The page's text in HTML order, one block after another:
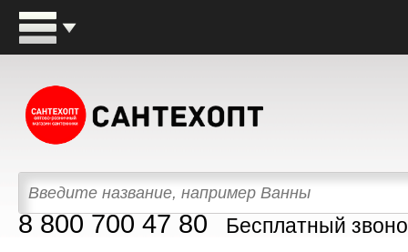
8 800 700 47 80 Бесплатный